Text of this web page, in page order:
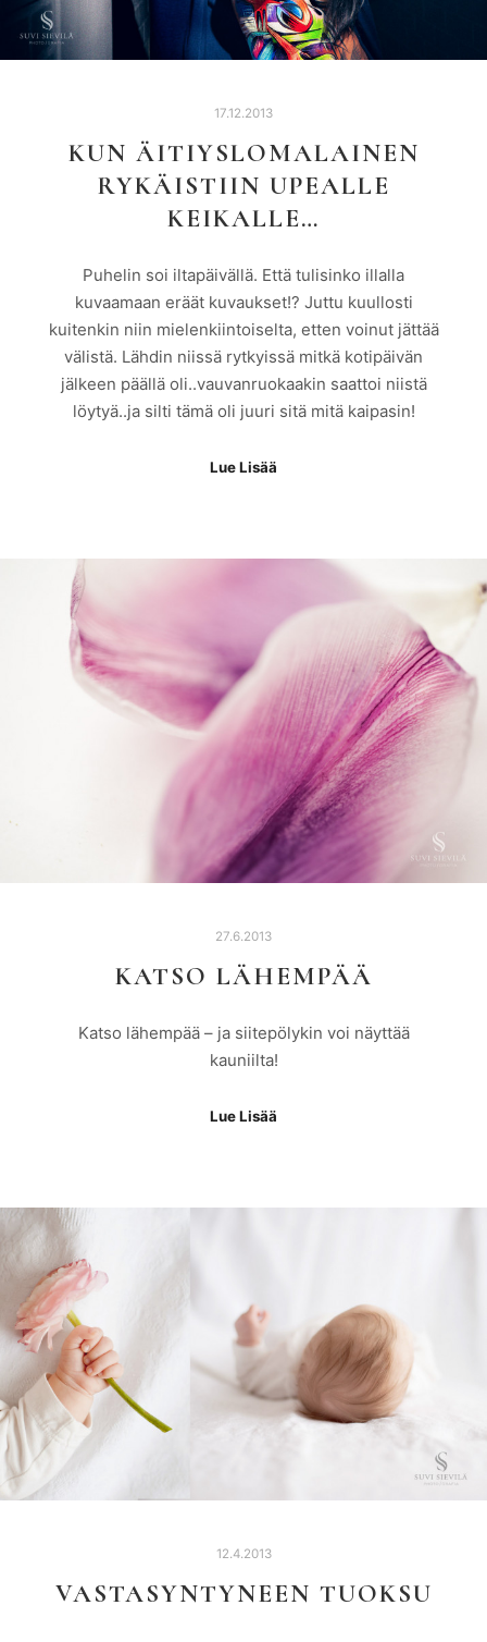
17.12.2013
KUN ÄITIYSLOMALAINEN
RYKÄISTIIN UPEALLE
KEIKALLE…
Puhelin soi iltapäivällä. Että tulisinko illalla
kuvaamaan eräät kuvaukset!? Juttu kuullosti
kuitenkin niin mielenkiintoiselta, etten voinut jättää
välistä. Lähdin niissä rytkyissä mitkä kotipäivän
jälkeen päällä oli..vauvanruokaakin saattoi niistä
löytyä..ja silti tämä oli juuri sitä mitä kaipasin!
Lue Lisää
27.6.2013
KATSO LÄHEMPÄÄ
Katso lähempää – ja siitepölykin voi näyttää
kauniilta!
Lue Lisää
12.4.2013
VASTASYNTYNEEN TUOKSU